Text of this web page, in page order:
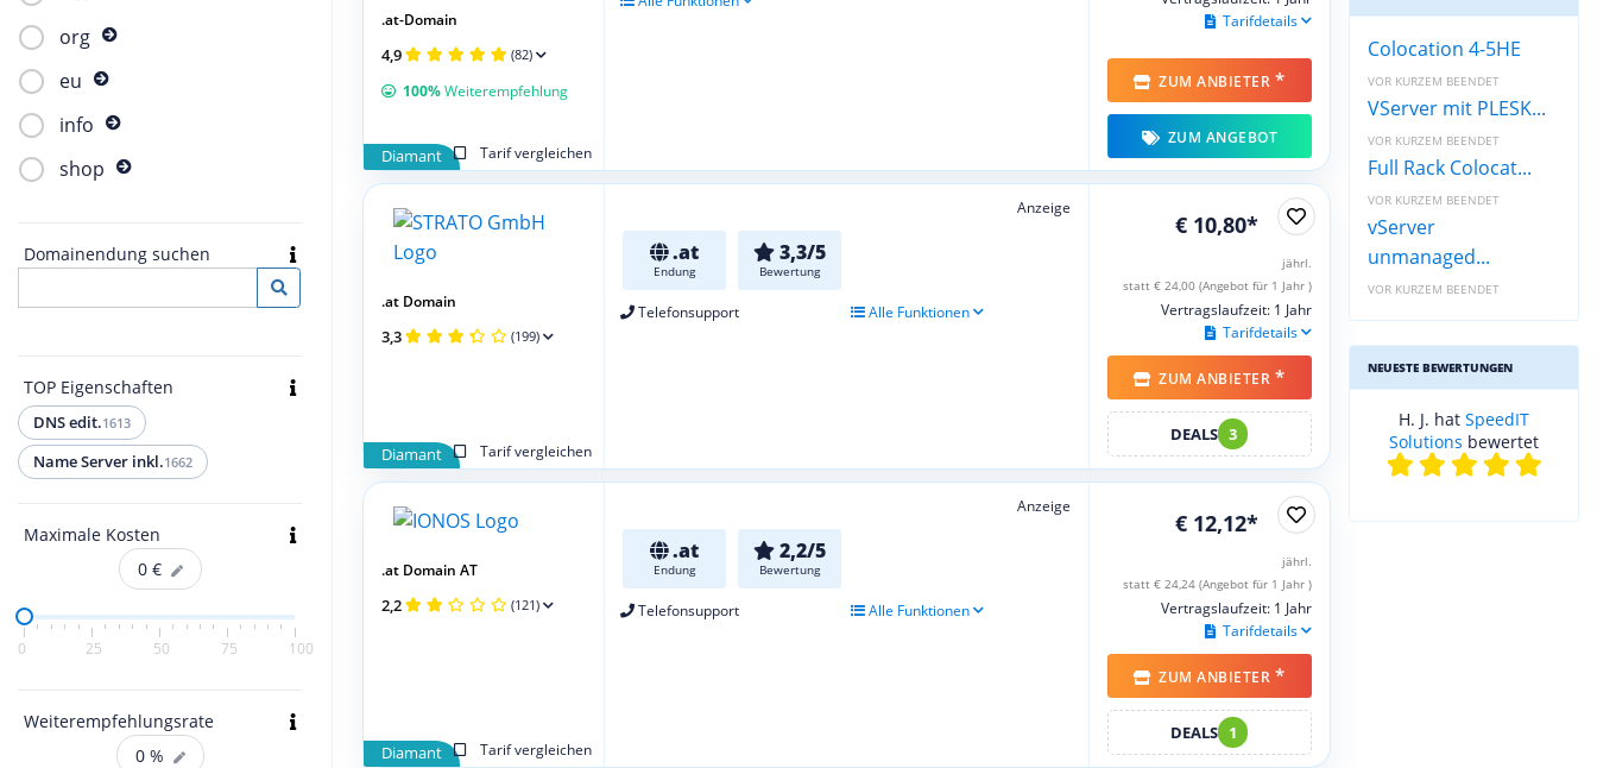
org
eu
info
shop
Domainendung suchen
TOP Eigenschaften
DNS edit.1613
Name Server inkl.1662
Maximale Kosten
0 €
0 25 50 75 100
Weiterempfehlungsrate
0 %
Diamant Tarif vergleichen
.at-Domain
4,9 (82)
100%Weiterempfehlung
Tarifdetails
ZUM ANBIETER *
ZUM ANGEBOT
Anzeige
.at
Endung
3,3/5
Bewertung
Telefonsupport Alle Funktionen
Diamant Tarif vergleichen
.at Domain
3,3 (199)
€ 10,80*
jährl.
statt € 24,00 (Angebot für 1 Jahr )
Vertragslaufzeit: 1 Jahr
Tarifdetails
ZUM ANBIETER *
DEALS 3
Anzeige
.at
Endung
2,2/5
Bewertung
Telefonsupport Alle Funktionen
Diamant Tarif vergleichen
.at Domain AT
2,2 (121)
€ 12,12*
jährl.
statt € 24,24 (Angebot für 1 Jahr )
Vertragslaufzeit: 1 Jahr
Tarifdetails
ZUM ANBIETER *
DEALS 1
Colocation 4-5HE
VOR KURZEM BEENDET
VServer mit PLESK...
VOR KURZEM BEENDET
Full Rack Colocat...
VOR KURZEM BEENDET
vServer
unmanaged...
VOR KURZEM BEENDET
NEUESTE BEWERTUNGEN
H. J. hat SpeedIT
Solutions bewertet